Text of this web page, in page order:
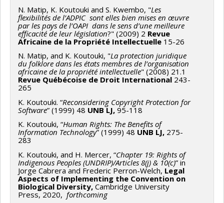
N. Matip, K. Koutouki and S. Kwembo, "Les
flexibilités de l’ADPIC sont elles bien mises en œuvre
par les pays de l’OAPI dans le sens d’une meilleure
efficacité de leur législation?" (2009) 2 Revue
Africaine de la Propriété Intellectuelle 15-26
N. Matip, and K. Koutouki, "La protection juridique
du folklore dans les états membres de l’organisation
africaine de la propriété intellectuelle" (2008) 21.1
Revue Québécoise de Droit International 243-
265
K. Koutouki. “Reconsidering Copyright Protection for
Software” (1999) 48 UNB LJ, 95-118
K. Koutouki, “Human Rights: The Benefits of
Information Technology” (1999) 48 UNB LJ, 275-
283
K. Koutouki, and H. Mercer, “Chapter 19: Rights of
Indigenous Peoples (UNDRIP)/Articles 8(j) & 10(c)” in
Jorge Cabrera and Frederic Perron-Welch, Legal
Aspects of Implementing the Convention on
Biological Diversity, Cambridge University
Press, 2020, forthcoming